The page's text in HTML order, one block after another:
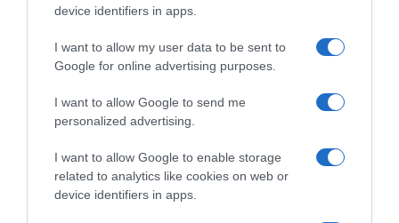
device identifiers in apps.
I want to allow my user data to be sent to
Google for online advertising purposes.
I want to allow Google to send me
personalized advertising.
I want to allow Google to enable storage
related to analytics like cookies on web or
device identifiers in apps.